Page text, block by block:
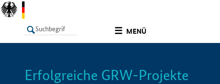
MENÜ
LISTE Info
Erfolgreiche GRW-Projekte